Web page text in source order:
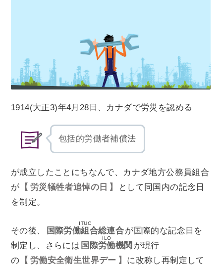
1914(大正3)年4月28日、カナダで労災を認める
包括的労働者補償法
が成立したことにちなんで、カナダ地方公務員組合
が
労災犠牲者追悼の日
として同国内の記念日
を制定。
その後、 国際労働組合総連合
ITUC
が国際的な記念日を
制定し、さらには 国際労働機関
ILO
が現行
の
労働安全衛生世界デー
に改称し再制定して